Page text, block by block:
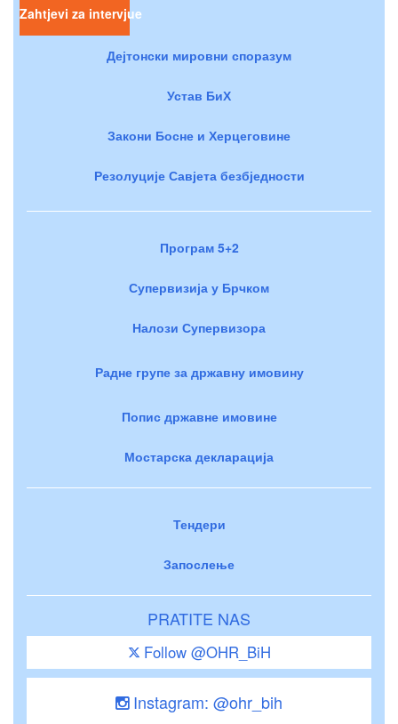
Zahtjevi za intervjue
Дејтонски мировни споразум
Устав БиХ
Закони Босне и Херцеговине
Резолуције Савјета безбједности
Програм 5+2
Супервизија у Брчком
Налози Супервизора
Радне групе за државну имовину
Попис државне имовине
Мостарска декларација
Тендери
Запослење
PRATITE NAS
Follow @OHR_BiH
Instagram: @ohr_bih